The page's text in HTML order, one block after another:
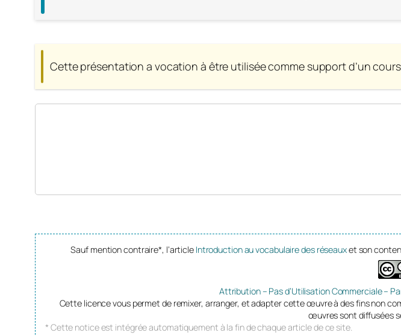
Cette présentation a vocation à être utilisée comme support d’un
Sauf mention contraire*, l’article Introduction au vocabulaire des réseauxet son
Attribution – Pas d’Utilisation Commerciale –
Cette licence vous permet de remixer, arranger, et adapter cette œuvre à des fins non
œuvres sont diffusées
* Cette notice est intégrée automatiquement à la fin de chaque article de ce site.